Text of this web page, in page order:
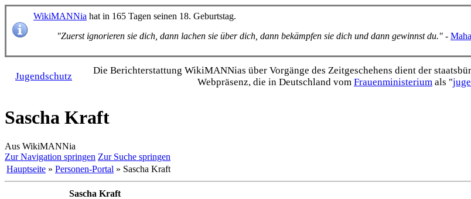
WikiMANNia hat in 165 Tagen seinen 18. Geburtstag.
"Zuerst ignorieren sie dich, dann lachen sie über dich, dann bekämpfen sie dich und dann gewinnst du." -
Jugendschutz
Die Bericht­erstattung WikiMANNias über Vorgänge des Zeitgeschehens dient der
Webpräsenz, die in Deutschland vom Frauen­ministerium als "
Sascha Kraft
Aus WikiMANNia
Zur Navigation springen Zur Suche springen
Hauptseite » Personen-Portal » Sascha Kraft
Sascha Kraft